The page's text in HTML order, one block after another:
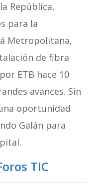
República,
para la
Metropolitana,
de fibra
ETB hace 10
avances. Sin
oportunidad
Galán para
TIC